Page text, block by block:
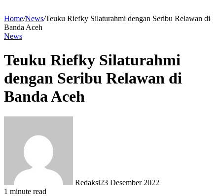
Home/News/Teuku Riefky Silaturahmi dengan Seribu Relawan di
Banda Aceh
News
Teuku Riefky Silaturahmi
dengan Seribu Relawan di
Banda Aceh
Redaksi23 Desember 2022
1 minute read